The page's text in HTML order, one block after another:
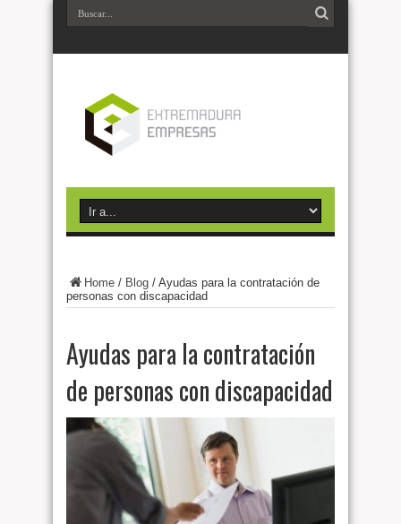
Home / Blog / Ayudas para la contratación de
personas con discapacidad
Ayudas para la contratación
de personas con discapacidad